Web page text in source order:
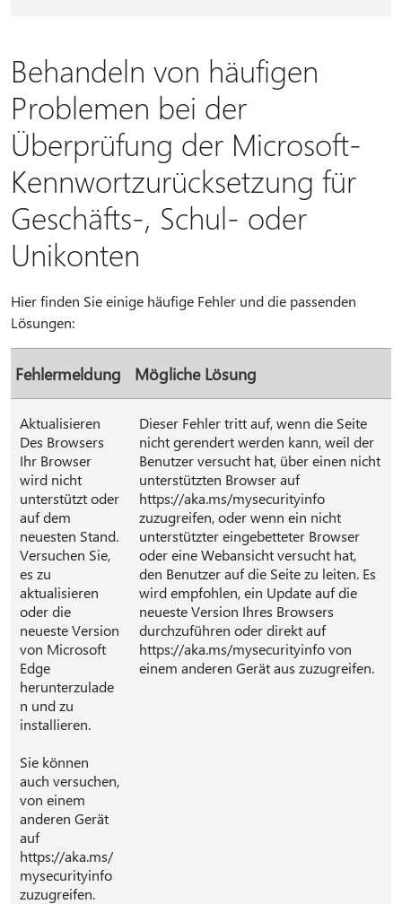
Behandeln von häufigen
Problemen bei der
Überprüfung der Microsoft-
Kennwortzurücksetzung für
Geschäfts-, Schul- oder
Unikonten
Hier finden Sie einige häufige Fehler und die passenden
Lösungen:
Fehlermeldung Mögliche Lösung
Aktualisieren
Des Browsers
Ihr Browser
wird nicht
unterstützt oder
auf dem
neuesten Stand.
Versuchen Sie,
es zu
aktualisieren
oder die
neueste Version
von Microsoft
Edge
herunterzulade
n und zu
installieren.
Sie können
auch versuchen,
von einem
anderen Gerät
auf
https://aka.ms/
mysecurityinfo
zuzugreifen.
Dieser Fehler tritt auf, wenn die Seite
nicht gerendert werden kann, weil der
Benutzer versucht hat, über einen nicht
unterstützten Browser auf
https://aka.ms/mysecurityinfo
zuzugreifen, oder wenn ein nicht
unterstützter eingebetteter Browser
oder eine Webansicht versucht hat,
den Benutzer auf die Seite zu leiten. Es
wird empfohlen, ein Update auf die
neueste Version Ihres Browsers
durchzuführen oder direkt auf
https://aka.ms/mysecurityinfo von
einem anderen Gerät aus zuzugreifen.